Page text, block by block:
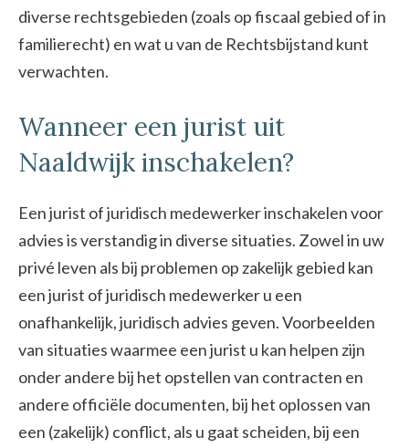
diverse rechtsgebieden (zoals op fiscaal gebied of in
familierecht) en wat u van de Rechtsbijstand kunt
verwachten.
Wanneer een jurist uit
Naaldwijk inschakelen?
Een jurist of juridisch medewerker inschakelen voor
advies is verstandig in diverse situaties. Zowel in uw
privé leven als bij problemen op zakelijk gebied kan
een jurist of juridisch medewerker u een
onafhankelijk, juridisch advies geven. Voorbeelden
van situaties waarmee een jurist u kan helpen zijn
onder andere bij het opstellen van contracten en
andere officiële documenten, bij het oplossen van
een (zakelijk) conflict, als u gaat scheiden, bij een